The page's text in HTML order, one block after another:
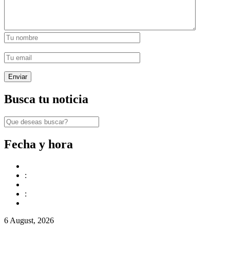
Busca tu noticia
Fecha y hora
:
:
6 August, 2026